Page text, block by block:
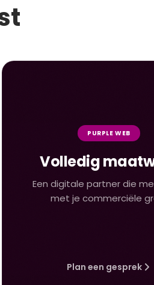
PURPLE WEB
Volledig
Een digitale partner die
met je commerciële
Plan een gesprek